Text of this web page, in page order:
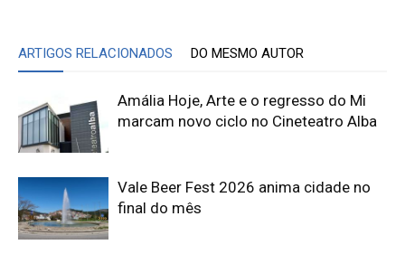
ARTIGOS RELACIONADOS DO MESMO AUTOR
Amália Hoje, Arte e o regresso do Mi
marcam novo ciclo no Cineteatro Alba
Vale Beer Fest 2026 anima cidade no
final do mês